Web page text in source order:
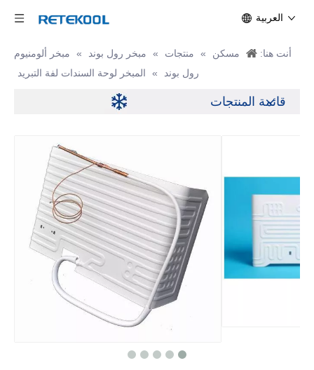
العربية
أنت هنا: مسكن » منتجات » مبخر رول بوند »
مبخر ألومنيوم
رول بوند
» المبخر لوحة السندات لفة التبريد
قائمة المنتجات